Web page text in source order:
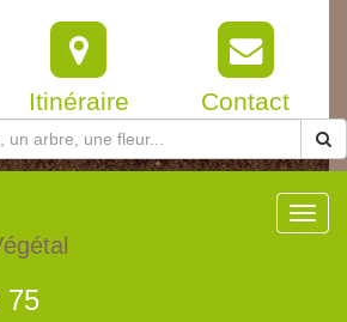
Itinéraire Contact
75